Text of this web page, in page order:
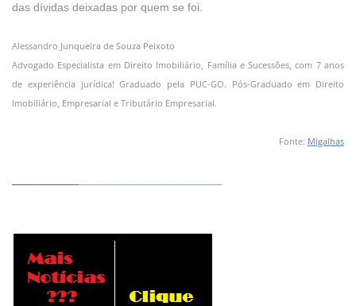
das dívidas deixadas por quem se foi.
Alessandro Junqueira de Souza Peixoto
Advogado Especialista em Direito Imobiliário, Família e Sucessões, com 7 anos
de experiência jurídica! Graduado pela PUC-GO. Pós-Graduado em Direito
Imobiliário, Empresarial e Tributário Empresarial.
Fonte: Migalhas